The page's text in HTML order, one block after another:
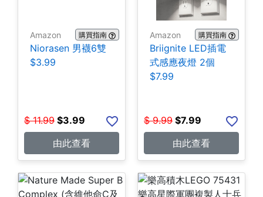
Amazon 購買指南
Niorasen 男襪6雙
$3.99
$ 11.99 $3.99
由此查看
Amazon 購買指南
Briignite LED插電
式感應夜燈 2個
$7.99
$ 9.99 $7.99
由此查看